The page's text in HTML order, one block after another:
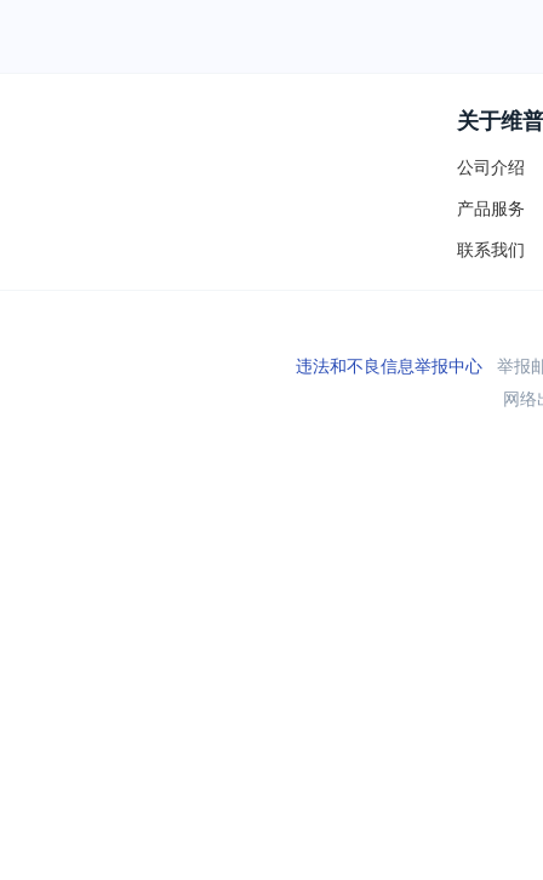
关于维普
公司介绍
产品服务
联系我们
违法和不良信息举报中心举报
网